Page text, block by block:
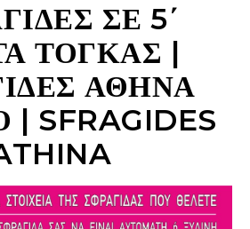
ΣΕ 5΄
ΤΟΓΚΑΣ |
ΑΘΉΝΑ
SFRAGIDES